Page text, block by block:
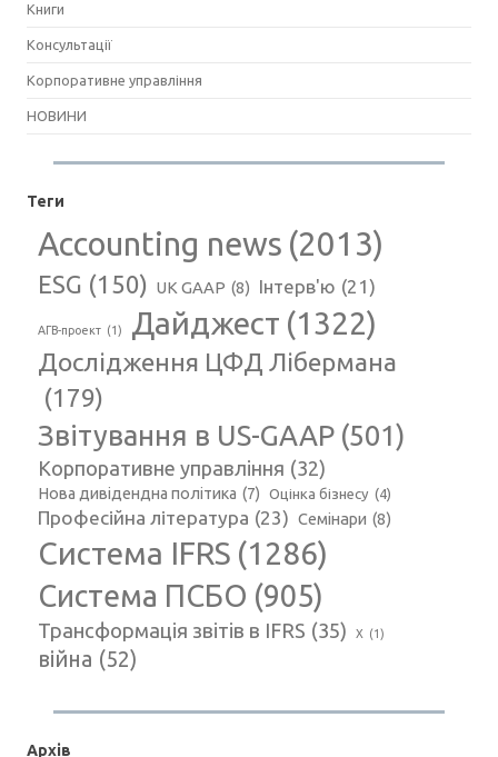
Книги
Консультації
Корпоративне управління
НОВИНИ
Теги
Accounting news (2013)
ESG (150) UK GAAP (8) Інтерв'ю (21)
АГВ-проект (1) Дайджест (1322)
Дослідження ЦФД Лібермана
(179)
Звітування в US-GAAP (501)
Корпоративне управління (32)
Нова дивідендна політика (7) Оцінка бізнесу (4)
Професійна література (23) Семінари (8)
Система IFRS (1286)
Система ПСБО (905)
Трансформація звітів в IFRS (35) Х (1)
війна (52)
Архів